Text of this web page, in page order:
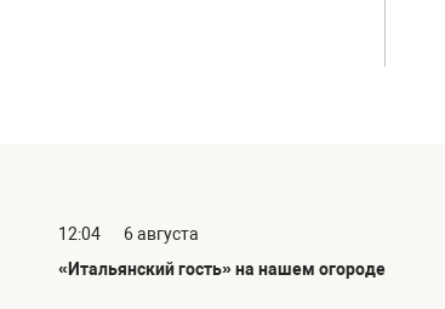
12:04
6 августа
«Итальянский гость» на нашем огороде